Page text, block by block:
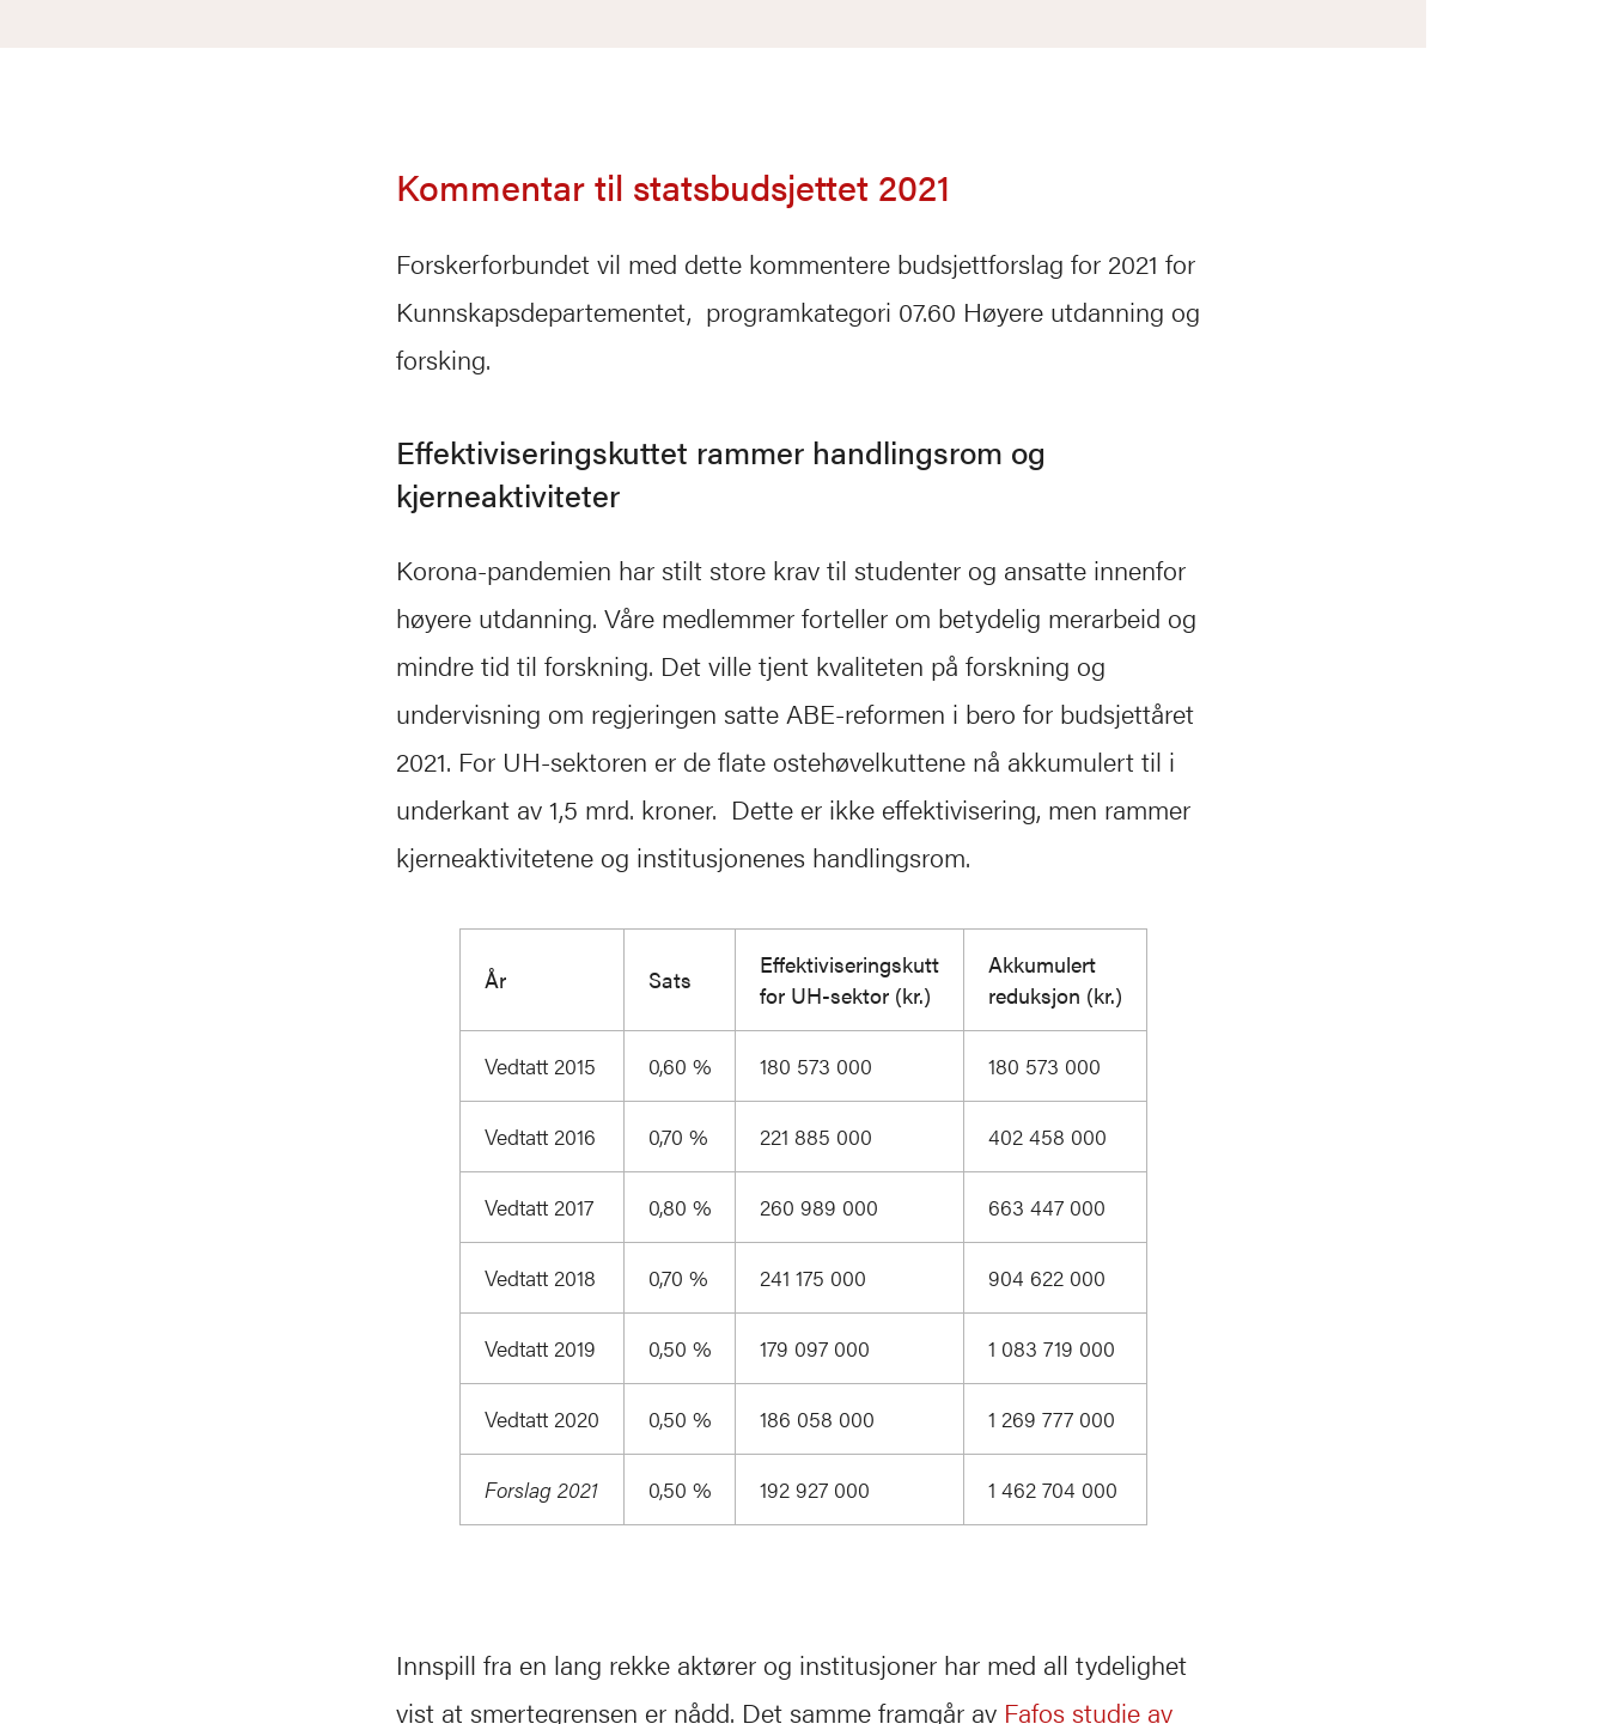
Kommentar til statsbudsjettet 2021
Forskerforbundet vil med dette kommentere budsjettforslag for 2021 for
Kunnskapsdepartementet, programkategori 07.60 Høyere utdanning og
forsking.
Effektiviseringskuttet rammer handlingsrom og
kjerneaktiviteter
Korona-pandemien har stilt store krav til studenter og ansatte innenfor
høyere utdanning. Våre medlemmer forteller om betydelig merarbeid og
mindre tid til forskning. Det ville tjent kvaliteten på forskning og
undervisning om regjeringen satte ABE-reformen i bero for budsjettåret
2021. For UH-sektoren er de flate ostehøvelkuttene nå akkumulert til i
underkant av 1,5 mrd. kroner. Dette er ikke effektivisering, men rammer
kjerneaktivitetene og institusjonenes handlingsrom.
År Sats
Effektiviseringskutt
for UH-sektor (kr.)
Akkumulert
reduksjon (kr.)
Vedtatt 2015 0,60 % 180 573 000 180 573 000
Vedtatt 2016 0,70 % 221 885 000 402 458 000
Vedtatt 2017 0,80 % 260 989 000 663 447 000
Vedtatt 2018 0,70 % 241 175 000 904 622 000
Vedtatt 2019 0,50 % 179 097 000 1 083 719 000
Vedtatt 2020 0,50 % 186 058 000 1 269 777 000
Forslag 2021 0,50 % 192 927 000 1 462 704 000
Innspill fra en lang rekke aktører og institusjoner har med all tydelighet
vist at smertegrensen er nådd. Det samme framgår av Fafos studie av